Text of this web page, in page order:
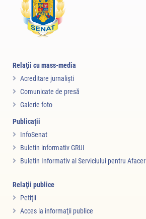
Relaţii cu mass-media
Acreditare jurnalişti
Comunicate de presă
Galerie foto
Publicații
InfoSenat
Buletin informativ GRUI
Buletin Informativ al Serviciului pentru
Relaţii publice
Petiţii
Acces la informaţii publice